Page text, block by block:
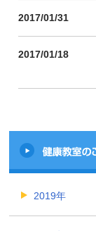
2017/01/31
2017/01/18
2019年